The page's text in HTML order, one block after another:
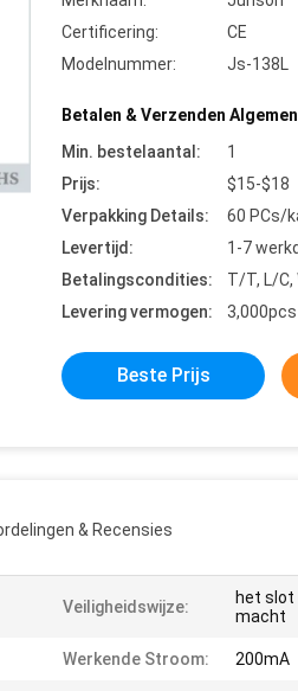
Certificering:
CE
Modelnummer:
Js-138L
Betalen & Verzenden
Min. bestelaantal:
1
Prijs:
$15-$18
Verpakking Details:
60 PCs/
Levertijd:
1-7
Betalingscondities:
T/T, L/C,
Levering vermogen:
Beste Prijs
& Recensies
Veiligheidswijze:
het slot
macht
Werkende Stroom: 200mA